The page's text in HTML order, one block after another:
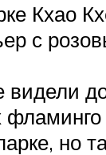
Кхао
с
до
фламинго
но